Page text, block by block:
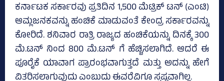
ಕರ್ನಾಟಕ ಸರ್ಕಾರವು ಪ್ರತಿದಿನ 1,500 ಮೆಟ್ರಿಕ್ ಟನ್ (ಎಂಟಿ)
ಆಮ್ಲಜನಕವನ್ನು ಹಂಚಿಕೆ ಮಾಡುವಂತೆ ಕೇಂದ್ರ ಸರ್ಕಾರವನ್ನು
ಕೋರಿದೆ. ಶನಿವಾರ ರಾತ್ರಿ ರಾಜ್ಯದ ಹಂಚಿಕೆಯನ್ನು ದಿನಕ್ಕೆ 300
ಮೆ.ಟನ್ ನಿಂದ 800 ಮೆ.ಟನ್ ಗೆ ಹೆಚ್ಚಿಸಲಾಗಿದೆ. ಆದರೆ ಈ
ಪೂರೈಕೆ ಯಾವಾಗ ಪ್ರಾರಂಭವಾಗುತ್ತದೆ ಮತ್ತು ಅದನ್ನು ಹೇಗೆ